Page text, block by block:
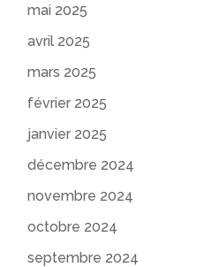
mai 2025
avril 2025
mars 2025
février 2025
janvier 2025
décembre 2024
novembre 2024
octobre 2024
septembre 2024